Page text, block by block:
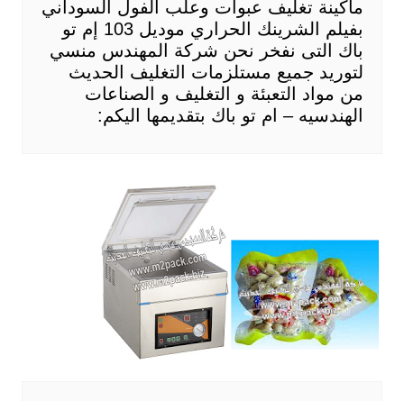
ماكينة تغليف عبوات وعلب الفول السوداني
بفيلم الشرينك الحراري موديل 103 إم تو
باك التى نفخر نحن شركة المهندس منسي
لتوريد جميع مستلزمات التغليف الحديث
من مواد التعبئة و التغليف و الصناعات
الهندسيه – ام تو باك بتقديمها اليكم: